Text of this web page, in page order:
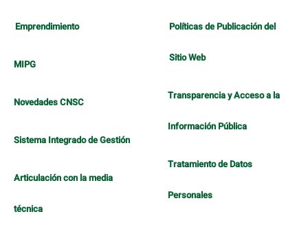
Emprendimiento
MIPG
Novedades CNSC
Sistema Integrado de Gestión
Articulación con la media
técnica
Políticas de Publicación del
Sitio Web
Transparencia y Acceso a la
Información Pública
Tratamiento de Datos
Personales